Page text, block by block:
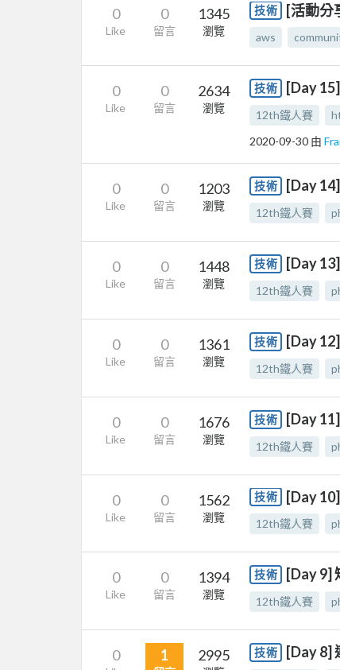
0
Like
0
留言
1345
瀏覽
技術 [活動分
aws
0
Like
0
留言
2634
瀏覽
技術 [Day
12th鐵人賽
2020-09-30 由
0
Like
0
留言
1203
瀏覽
技術 [Day
12th鐵人賽
0
Like
0
留言
1448
瀏覽
技術 [Day
12th鐵人賽
0
Like
0
留言
1361
瀏覽
技術 [Day
12th鐵人賽
0
Like
0
留言
1676
瀏覽
技術 [Day
12th鐵人賽
0
Like
0
留言
1562
瀏覽
技術 [Day
12th鐵人賽
0
Like
0
留言
1394
瀏覽
技術 [Day 9]
12th鐵人賽
0 1 2995 技術 [Day 8]